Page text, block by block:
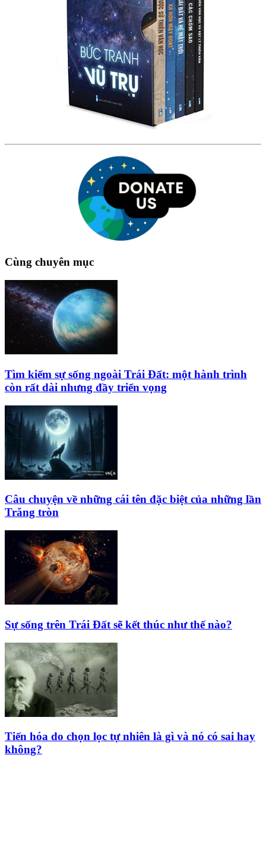
Cùng chuyên mục
Tìm kiếm sự sống ngoài Trái Đất: một hành trình
còn rất dài nhưng đầy triển vọng
Câu chuyện về những cái tên đặc biệt của những lần
Trăng tròn
Sự sống trên Trái Đất sẽ kết thúc như thế nào?
Tiến hóa do chọn lọc tự nhiên là gì và nó có sai hay
không?